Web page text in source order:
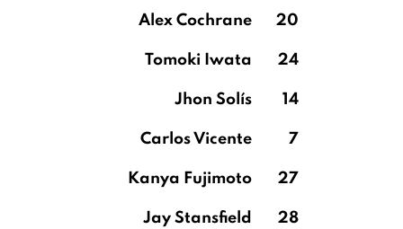
Alex Cochrane 20
Tomoki Iwata 24
Jhon Solís 14
Carlos Vicente 7
Kanya Fujimoto 27
Jay Stansfield 28